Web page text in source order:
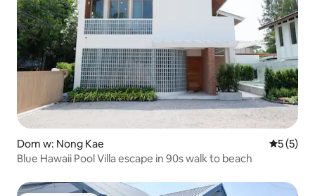
Dom w: Nong Kae Średnia
5 (5)
Blue Hawaii Pool Villa escape in 90s walk to beach